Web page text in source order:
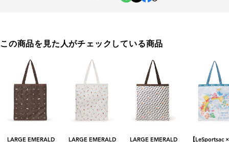
この商品を見た人がチェックしている商品
LARGE EMERALD LARGE EMERALD LARGE EMERALD 【LeSportsac